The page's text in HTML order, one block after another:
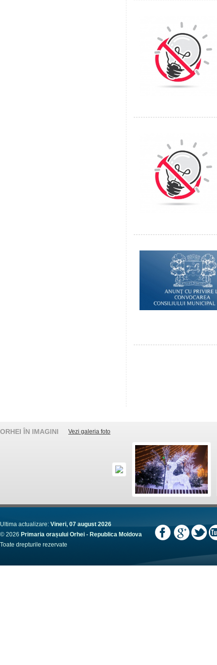
ORHEI ÎN IMAGINI Vezi galeria foto
Ultima actualizare: Vineri, 07 august 2026
© 2026 Primaria orașului Orhei - Republica Moldova
Toate drepturile rezervate